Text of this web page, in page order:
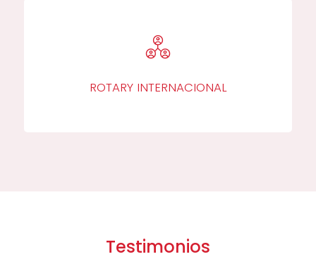
ROTARY INTERNACIONAL
Testimonios